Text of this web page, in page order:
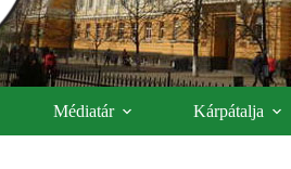
Médiatár Kárpátalja